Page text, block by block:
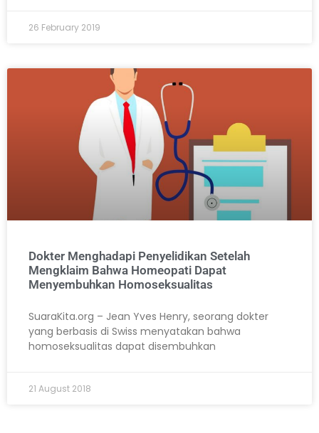
26 February 2019
Dokter Menghadapi Penyelidikan Setelah
Mengklaim Bahwa Homeopati Dapat
Menyembuhkan Homoseksualitas
SuaraKita.org – Jean Yves Henry, seorang dokter
yang berbasis di Swiss menyatakan bahwa
homoseksualitas dapat disembuhkan
21 August 2018